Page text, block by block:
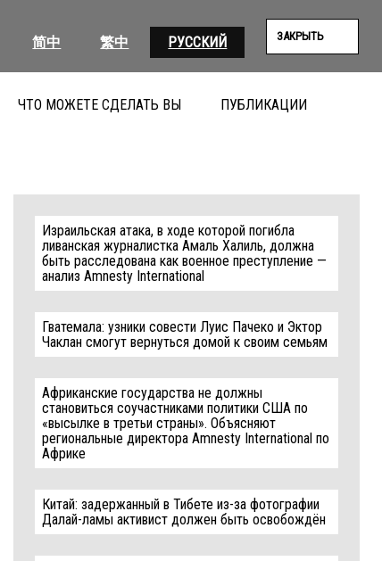
简中 繁中 РУССКИЙ ЗАКРЫТЬ
ЧТО МОЖЕТЕ СДЕЛАТЬ ВЫ ПУБЛИКАЦИИ
Израильская атака, в ходе которой погибла
ливанская журналистка Амаль Халиль, должна
быть расследована как военное преступление —
анализ Amnesty International
Гватемала: узники совести Луис Пачеко и Эктор
Чаклан смогут вернуться домой к своим семьям
Африканские государства не должны
становиться соучастниками политики США по
«высылке в третьи страны». Объясняют
региональные директора Amnesty International по
Африке
Китай: задержанный в Тибете из-за фотографии
Далай-ламы активист должен быть освобождён